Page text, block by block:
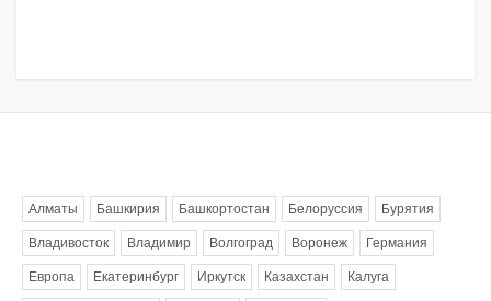
Алматы Башкирия Башкортостан Белоруссия Бурятия
Владивосток Владимир Волгоград Воронеж Германия
Европа Екатеринбург Иркутск Казахстан Калуга